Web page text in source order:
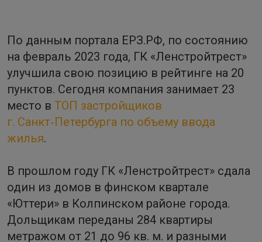
По данным портала ЕРЗ.РФ, по состоянию
на февраль 2023 года, ГК «Ленстройтрест»
улучшила свою позицию в рейтинге на 20
пунктов. Сегодня компания занимает 23
место в ТОП застройщиков
г. Санкт‑Петербурга по объему ввода
жилья.
В прошлом году ГК «Ленстройтрест» сдала
один из домов в финском квартале
«Юттери» в Колпинском районе города.
Дольщикам переданы ­­­­­­284 квартиры
метражом от 21 до ­­­96 кв. м. и разными